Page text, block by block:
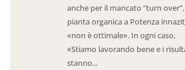
anche per il mancato “turn
pianta organica a Potenza
«non è ottimale». In ogni caso,
«Stiamo lavorando bene e i
stanno...